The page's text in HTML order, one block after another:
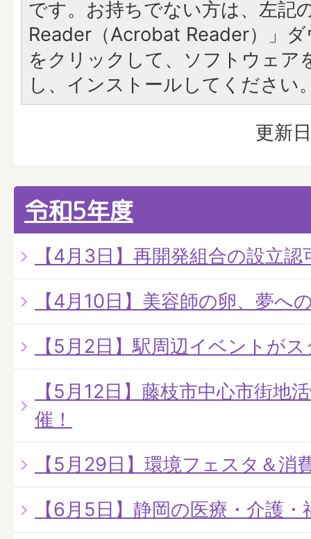
です。お持ちでない方は、左記
Reader（Acrobat Reader）」
をクリックして、ソフトウェア
し、インストールしてください
更新
令和5年度
【4月3日】再開発組合の設立認
【4月10日】美容師の卵、夢へ
【5月2日】駅周辺イベントが
【5月12日】藤枝市中心市街地
催！
【5月29日】環境フェスタ＆消
【6月5日】静岡の医療・介護・